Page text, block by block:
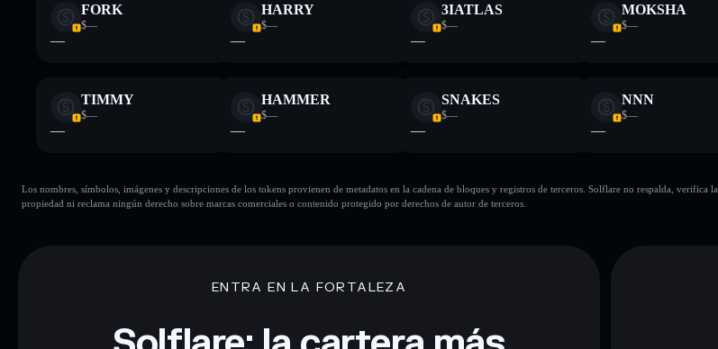
FORK
$—
—
HARRY
$—
—
3IATLAS
$—
—
MOKSHA
$—
—
TIMMY
$—
—
HAMMER
$—
—
SNAKES
$—
—
NNN
$—
—
Los nombres, símbolos, imágenes y descripciones de los tokens provienen de metadatos en la cadena de bloques y registros de terceros. Solflare no respalda, verifica la
propiedad ni reclama ningún derecho sobre marcas comerciales o contenido protegido por derechos de autor de terceros.
ENTRA EN LA FORTALEZA